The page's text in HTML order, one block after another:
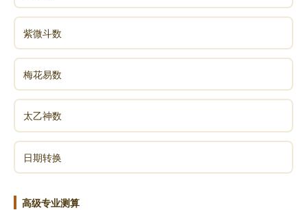
紫微斗数
梅花易数
太乙神数
日期转换
高级专业测算